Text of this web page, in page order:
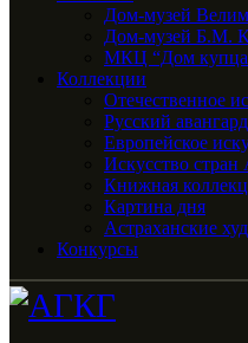
Дом-музей
Дом-музей Б.М.
МКЦ “Дом купца
Коллекции
Отечественное
Русский авангард
Европейское
Искусство
Книжная
Картина дня
Астраханские
Конкурсы